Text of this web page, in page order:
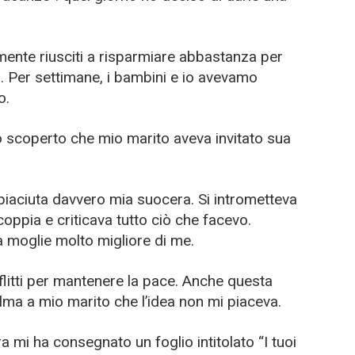
riusciti a risparmiare abbastanza per
settimane, i bambini e io avevamo
che mio marito aveva invitato sua
davvero mia suocera. Si intrometteva
e criticava tutto ciò che facevo.
moglie molto migliore di me.
per mantenere la pace. Anche questa
a mio marito che l’idea non mi piaceva.
mi ha consegnato un foglio intitolato “I tuoi